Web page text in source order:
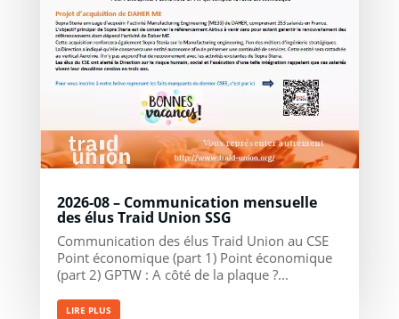
2026-08 – Communication mensuelle
des élus Traid Union SSG
Communication des élus Traid Union au CSE
Point économique (part 1) Point économique
(part 2) GPTW : A côté de la plaque ?...
LIRE PLUS